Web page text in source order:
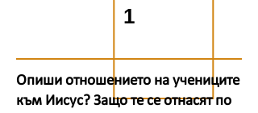
1
Опиши отношението на учениците
към Иисус? Защо те се отнасят по